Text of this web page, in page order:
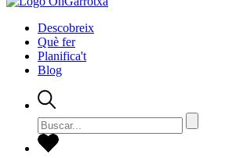
Descobreix
Què fer
Planifica't
Blog